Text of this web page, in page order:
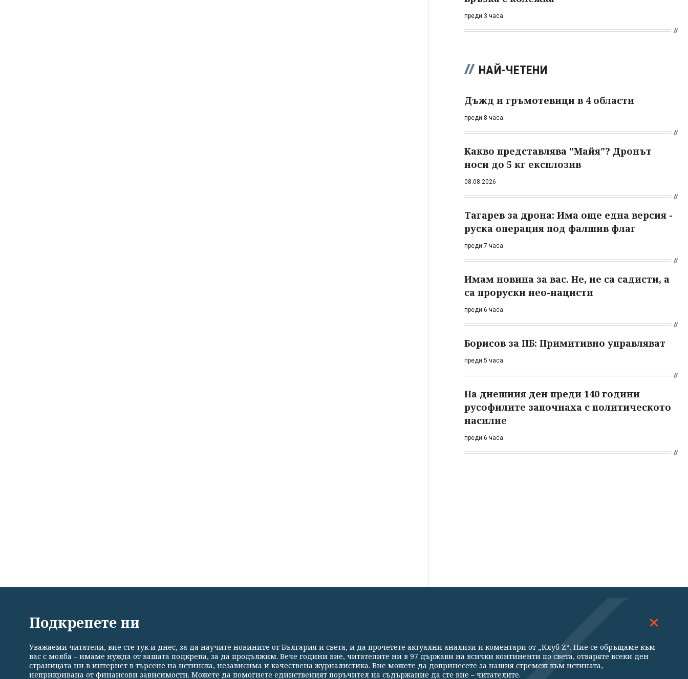
преди 3 часа
НАЙ-ЧЕТЕНИ
Дъжд и гръмотевици в 4 области
преди 8 часа
Какво представлява "Майя"? Дронът
носи до 5 кг експлозив
08.08.2026
Тагарев за дрона: Има още една версия -
руска операция под фалшив флаг
преди 7 часа
Имам новина за вас. Не, не са садисти, а
са проруски нео-нацисти
преди 6 часа
Борисов за ПБ: Примитивно управляват
преди 5 часа
На днешния ден преди 140 години
русофилите започнаха с политическото
насилие
преди 6 часа
Общи условия Политика за поверителност Реклама Партньори Контакти За Клуб Z Екип Подкрепете ни
Подкрепете ни
Уважаеми читатели, вие сте тук и днес, за да научите новините от България и света, и да прочетете актуални анализи и коментари от „Клуб Z“. Ние се обръщаме към
вас с молба – имаме нужда от вашата подкрепа, за да продължим. Вече години вие, читателите ни в 97 държави на всички континенти по света, отваряте всеки ден
страницата ни в интернет в търсене на истинска, независима и качествена журналистика. Вие можете да допринесете за нашия стремеж към истината,
неприкривана от финансови зависимости. Можете да помогнете единственият поръчител на съдържание да сте вие – читателите.